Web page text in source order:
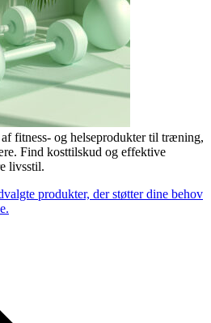
fitness- og helseprodukter til træning,
Find kosttilskud og effektive
livsstil.
produkter, der støtter dine behov